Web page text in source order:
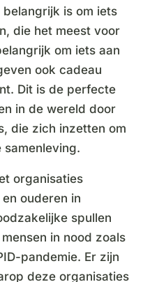
is om iets
die het meest voor
om iets aan
ook cadeau
Dit is de perfecte
in de wereld door
die zich inzetten om
samenleving.
organisaties
ouderen in
spullen
in nood zoals
pandemie. Er zijn
deze organisaties